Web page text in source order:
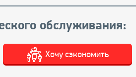
обслуживания:
Хочу сэкономить